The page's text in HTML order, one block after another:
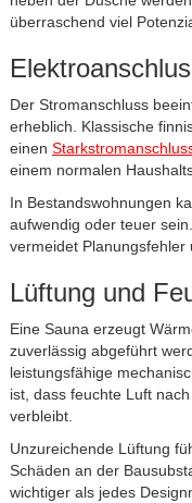
überraschend viel
Der Stromanschluss
erheblich. Klassische
einen
einem normalen
In Bestandswohnungen
aufwendig oder teuer
vermeidet Planungsfehler
Lüftung und
Eine Sauna erzeugt
zuverlässig abgeführt
leistungsfähige
ist, dass feuchte Luft
verbleibt.
Unzureichende Lüftung
Schäden an der
wichtiger als jedes